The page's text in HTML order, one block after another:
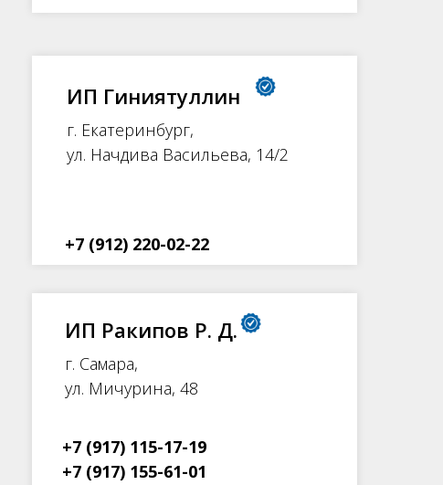
ИП Гиниятуллин
г. Екатеринбург,
ул. Начдива Васильева, 14/2
+7 (912) 220-02-22
ИП Ракипов Р. Д.
г. Самара,
ул. Мичурина, 48
+7 (917) 115-17-19
+7 (917) 155-61-01